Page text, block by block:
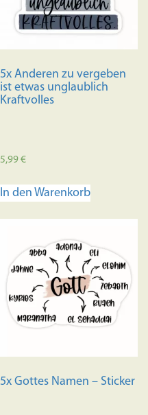
5x Anderen zu vergeben
ist etwas unglaublich
Kraftvolles
5,99€
In den Warenkorb
5x Gottes Namen – Sticker